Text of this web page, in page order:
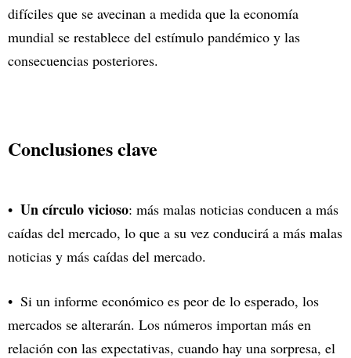
difíciles que se avecinan a medida que la economía
mundial se restablece del estímulo pandémico y las
consecuencias posteriores.
Conclusiones clave
Un círculo vicioso: más malas noticias conducen a más
caídas del mercado, lo que a su vez conducirá a más malas
noticias y más caídas del mercado.
Si un informe económico es peor de lo esperado, los
mercados se alterarán. Los números importan más en
relación con las expectativas, cuando hay una sorpresa, el